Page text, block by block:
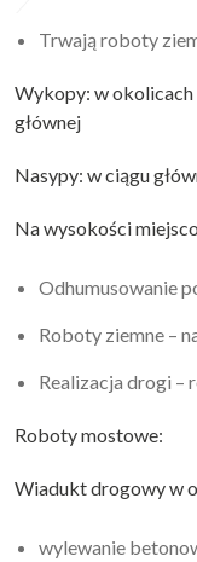
Trwają roboty
Wykopy: w okolicach
głównej
Nasypy: w ciągu
Na wysokości
Odhumusowanie
Roboty ziemne –
Realizacja drogi –
Roboty mostowe:
Wiadukt drogowy w
wylewanie